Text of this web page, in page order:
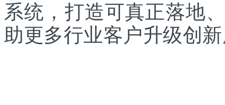
系统，打造可真正落地
助更多行业客户升级创